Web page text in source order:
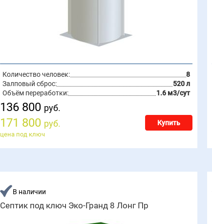
Количество человек:
8
Залповый сброс:
520 л
Объём переработки:
1.6 м3/сут
136 800 руб.
171 800 руб. Купить
цена под ключ
В наличии
Септик под ключ Эко-Гранд 8 Лонг Пр